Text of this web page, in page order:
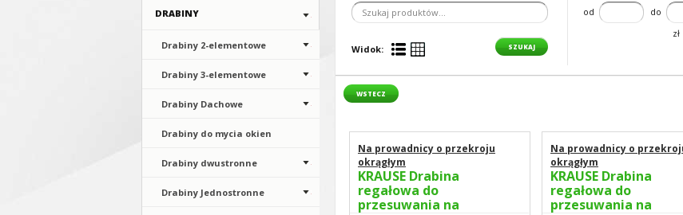
DRABINY
Drabiny 2-elementowe
Drabiny 3-elementowe
Drabiny Dachowe
Drabiny do mycia okien
Drabiny dwustronne
Drabiny Jednostronne
Widok:
od
do
zł
WSTECZ
Na prowadnicy o przekroju
okrągłym
KRAUSE Drabina
regałowa do
przesuwania na
Na prowadnicy o przekroju
okrągłym
KRAUSE Drabina
regałowa do
przesuwania na